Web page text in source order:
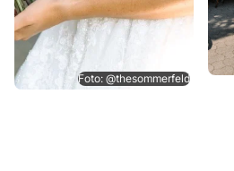
Foto: @thesommerfeld